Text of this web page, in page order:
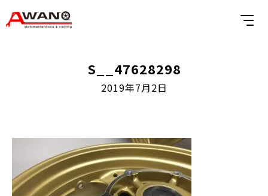
S__47628298
2019年7月2日